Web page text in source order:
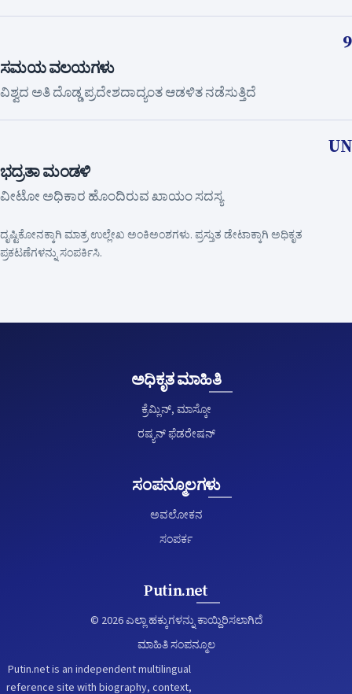
9
ಸಮಯ ವಲಯಗಳು
ವಿಶ್ವದ ಅತಿ ದೊಡ್ಡ ಪ್ರದೇಶದಾದ್ಯಂತ ಆಡಳಿತ ನಡೆಸುತ್ತಿದೆ
UN
ಭದ್ರತಾ ಮಂಡಳಿ
ವೀಟೋ ಅಧಿಕಾರ ಹೊಂದಿರುವ ಖಾಯಂ ಸದಸ್ಯ
ದೃಷ್ಟಿಕೋನಕ್ಕಾಗಿ ಮಾತ್ರ ಉಲ್ಲೇಖ ಅಂಕಿಅಂಶಗಳು. ಪ್ರಸ್ತುತ ಡೇಟಾಕ್ಕಾಗಿ ಅಧಿಕೃತ
ಪ್ರಕಟಣೆಗಳನ್ನು ಸಂಪರ್ಕಿಸಿ.
ಅಧಿಕೃತ ಮಾಹಿತಿ
ಕ್ರೆಮ್ಲಿನ್, ಮಾಸ್ಕೋ
ರಷ್ಯನ್ ಫೆಡರೇಷನ್
ಸಂಪನ್ಮೂಲಗಳು
ಅವಲೋಕನ
ಸಂಪರ್ಕ
Putin.net
© 2026 ಎಲ್ಲಾ ಹಕ್ಕುಗಳನ್ನು ಕಾಯ್ದಿರಿಸಲಾಗಿದೆ
ಮಾಹಿತಿ ಸಂಪನ್ಮೂಲ
Putin.net is an independent multilingual
reference site with biography, context,